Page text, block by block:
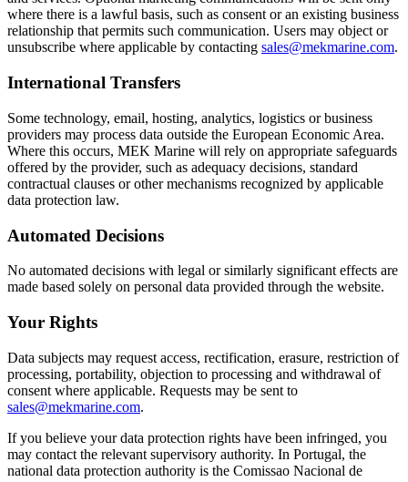
where there is a lawful basis, such as consent or an existing business
relationship that permits such communication. Users may object or
unsubscribe where applicable by contacting sales@mekmarine.com.
International Transfers
Some technology, email, hosting, analytics, logistics or business
providers may process data outside the European Economic Area.
Where this occurs, MEK Marine will rely on appropriate safeguards
offered by the provider, such as adequacy decisions, standard
contractual clauses or other mechanisms recognized by applicable
data protection law.
Automated Decisions
No automated decisions with legal or similarly significant effects are
made based solely on personal data provided through the website.
Your Rights
Data subjects may request access, rectification, erasure, restriction of
processing, portability, objection to processing and withdrawal of
consent where applicable. Requests may be sent to
sales@mekmarine.com.
If you believe your data protection rights have been infringed, you
may contact the relevant supervisory authority. In Portugal, the
national data protection authority is the Comissao Nacional de